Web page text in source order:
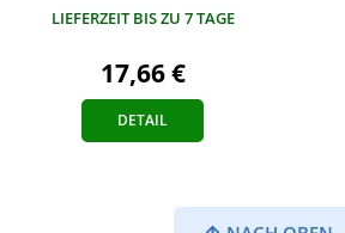
LIEFERZEIT BIS ZU 7 TAGE
17,66 €
DETAIL